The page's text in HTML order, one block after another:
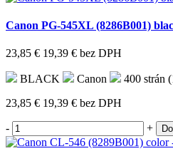
Canon PG-545XL (8286B001)
23,85 € 19,39 € bez DPH
BLACK Canon 400 strán
23,85 € 19,39 € bez DPH
- +